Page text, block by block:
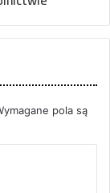
pola są